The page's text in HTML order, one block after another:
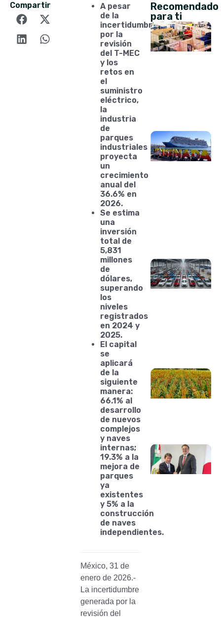
Compartir
A pesar
de la
incertidumbre
por la
revisión
del T-MEC
y los
retos en
el
suministro
eléctrico,
la
industria
de
parques
industriales
proyecta
un
crecimiento
anual del
36.6% en
2026.
Se estima
una
inversión
total de
5,831
millones
de
dólares,
superando
los
niveles
registrados
en 2024 y
2025.
El capital
se
aplicará
de la
siguiente
manera:
66.1% al
desarrollo
de nuevos
complejos
y naves
internas;
19.3% a la
mejora de
parques
ya
existentes
y 5% a la
construcción
de naves
independientes.
México, 31 de
enero de 2026.-
La incertidumbre
generada por la
revisión del
Recomendado
para ti